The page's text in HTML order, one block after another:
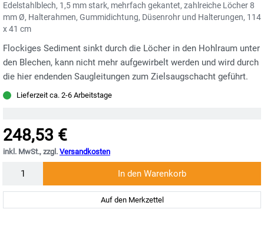
Edelstahlblech, 1,5 mm stark, mehrfach gekantet, zahlreiche Löcher 8
mm Ø, Halterahmen, Gummidichtung, Düsenrohr und Halterungen, 114
x 41 cm
Flockiges Sediment sinkt durch die Löcher in den Hohlraum unter
den Blechen, kann nicht mehr aufgewirbelt werden und wird durch
die hier endenden Saugleitungen zum Zielsaugschacht geführt.
Lieferzeit ca. 2-6 Arbeitstage
248,53 €
inkl. MwSt., zzgl. Versandkosten
In den Warenkorb
Auf den Merkzettel